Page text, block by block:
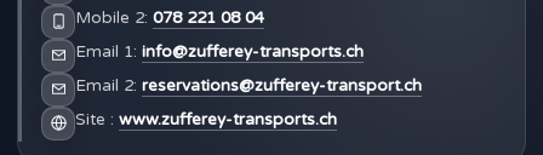
Mobile 2: 078 221 08 04
Email 1: info@zufferey-transports.ch
Email 2: reservations@zufferey-transport.ch
Site : www.zufferey-transports.ch